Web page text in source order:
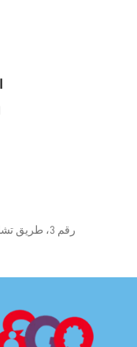
رقم 3، طريق تشانغ يانغ 1647، شنغهاي 200135 الصين